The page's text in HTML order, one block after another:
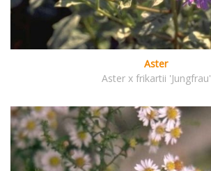
Aster
Aster x frikartii 'Jungfrau'